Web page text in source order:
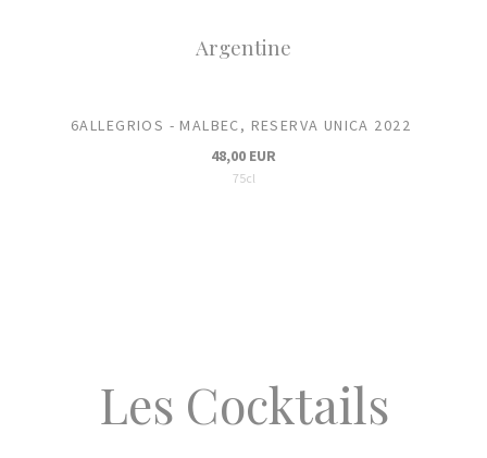
Argentine
6ALLEGRIOS - MALBEC, RESERVA UNICA 2022
48,00 EUR
75cl
Les Cocktails